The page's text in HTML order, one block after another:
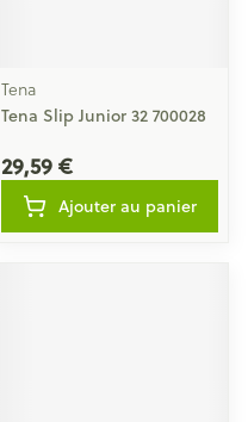
Tena
Tena Slip Junior 32 700028
29,59 €
Ajouter au panier